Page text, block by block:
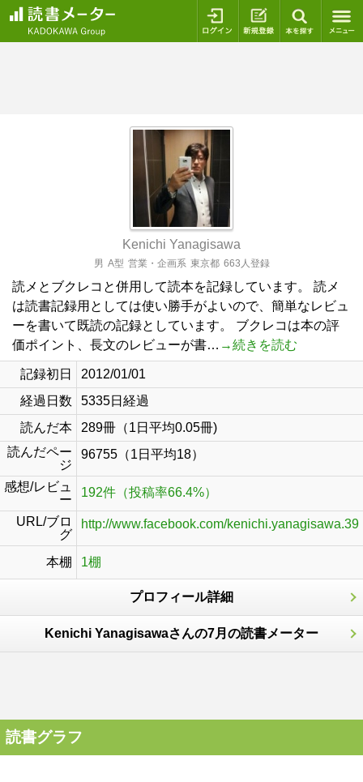
ログイン 新規登録
Kenichi Yanagisawa
男 A型 営業・企画系 東京都 663人登録
読メとブクレコと併用して読本を記録しています。 読メ
は読書記録用としては使い勝手がよいので、簡単なレビュ
ーを書いて既読の記録としています。 ブクレコは本の評
価ポイント、長文のレビューが書… →続きを読む
記録初日
2012/01/01
経過日数
5335日経過
読んだ本
289冊（1日平均0.05冊)
読んだペー
ジ
96755（1日平均18）
感想/レビュ
ー
192件（投稿率66.4%）
URL/ブロ
グ
http://www.facebook.com/kenichi.yanagisawa.39
本棚 1棚
プロフィール詳細
Kenichi Yanagisawaさんの7月の読書メーター
読書グラフ